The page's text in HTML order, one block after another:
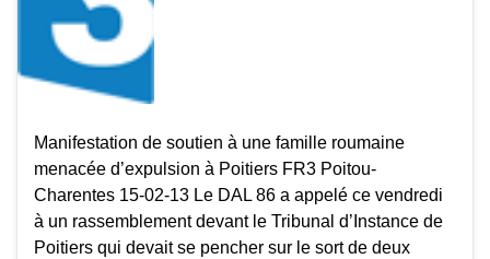
Manifestation de soutien à une famille roumaine
menacée d’expulsion à Poitiers FR3 Poitou-
Charentes 15-02-13 Le DAL 86 a appelé ce vendredi
à un rassemblement devant le Tribunal d’Instance de
Poitiers qui devait se pencher sur le sort de deux